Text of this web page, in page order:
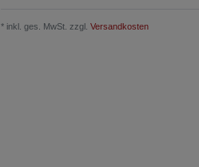
* inkl. ges. MwSt. zzgl. Versandkosten